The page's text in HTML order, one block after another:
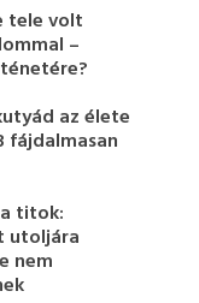
tele volt
–
az élete
fájdalmasan
titok:
utoljára
nem